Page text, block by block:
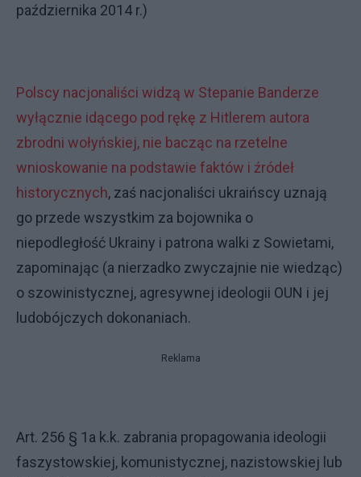
października 2014 r.)
Polscy nacjonaliści widzą w Stepanie Banderze
wyłącznie idącego pod rękę z Hitlerem autora
zbrodni wołyńskiej, nie bacząc na rzetelne
wnioskowanie na podstawie faktów i źródeł
historycznych, zaś nacjonaliści ukraińscy uznają
go przede wszystkim za bojownika o
niepodległość Ukrainy i patrona walki z Sowietami,
zapominając (a nierzadko zwyczajnie nie wiedząc)
o szowinistycznej, agresywnej ideologii OUN i jej
ludobójczych dokonaniach.
Reklama
Art. 256 § 1a k.k. zabrania propagowania ideologii
faszystowskiej, komunistycznej, nazistowskiej lub